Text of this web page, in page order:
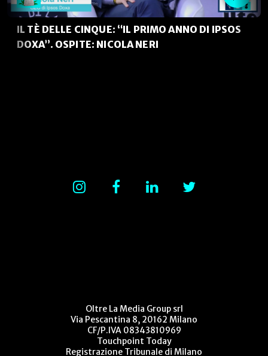
IL TÈ DELLE CINQUE: “IL PRIMO ANNO DI IPSOS
DOXA”. OSPITE: NICOLA NERI
Oltre La Media Group srl
Via Pescantina 8, 20162 Milano
CF/P.IVA 08343810969
Touchpoint Today
Registrazione Tribunale di Milano